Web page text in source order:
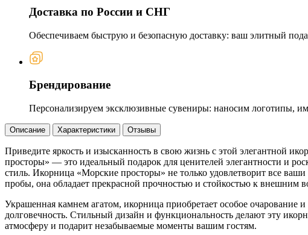
Доставка по России и СНГ
Обеспечиваем быструю и безопасную доставку: ваш элитный
Брендирование
Персонализируем эксклюзивные сувениры: наносим логотипы,
Описание Характеристики Отзывы
Приведите яркость и изысканность в свою жизнь с этой элегантной
просторы» — это идеальный подарок для ценителей элегантности и
стиль. Икорница «Морские просторы» не только удовлетворит все
пробы, она обладает прекрасной прочностью и стойкостью к внешним
Украшенная камнем агатом, икорница приобретает особое очарование
долговечность. Стильный дизайн и функциональность делают эту
атмосферу и подарит незабываемые моменты вашим гостям.